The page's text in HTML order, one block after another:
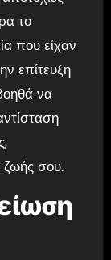
το
που είχαν
επίτευξη
να
ζωής σου.